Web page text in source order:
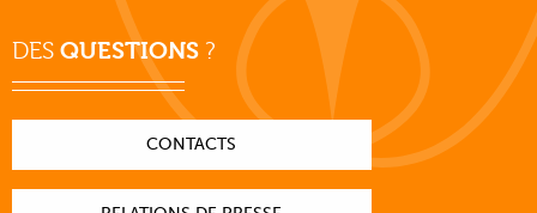
DES QUESTIONS ?
CONTACTS